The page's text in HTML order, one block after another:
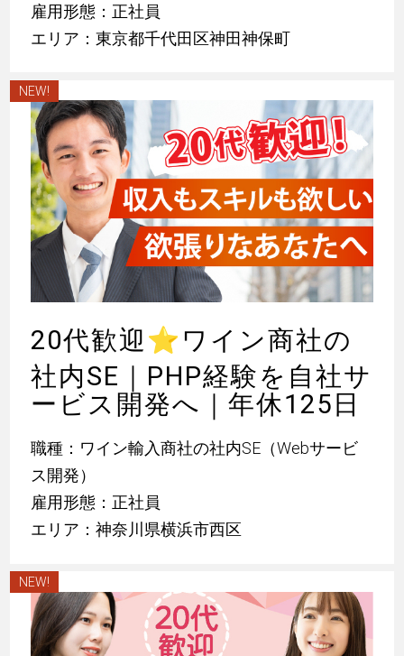
雇用形態：正社員
エリア：東京都千代田区神田神保町
NEW!
20代歓迎 ⭐ ワイン商社の
社内SE｜PHP経験を自社サ
ービス開発へ｜年休125日
職種：ワイン輸入商社の社内SE（Webサービ
ス開発）
雇用形態：正社員
エリア：神奈川県横浜市西区
NEW!